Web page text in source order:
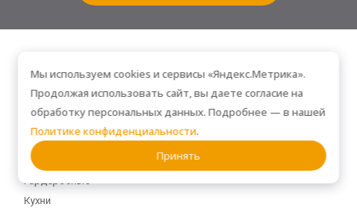
Помещение
Прихожие
Спальни
Гостиные
Гардеробные
Кухни
Мы используем cookies и сервисы «Яндекс.Метрика».
Продолжая использовать сайт, вы даете согласие на
обработку персональных данных. Подробнее — в нашей
Политике конфиденциальности.
Принять